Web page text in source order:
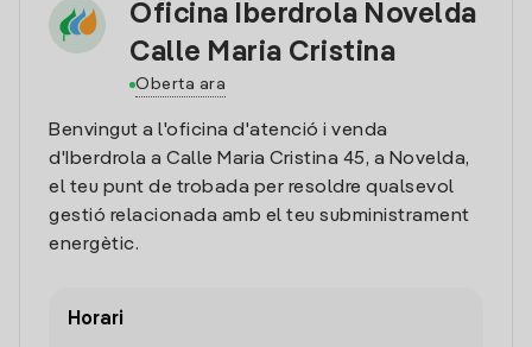
Oficina Iberdrola Novelda
Calle Maria Cristina
Oberta ara
Benvingut a l'oficina d'atenció i venda
d'Iberdrola a Calle Maria Cristina 45, a Novelda,
el teu punt de trobada per resoldre qualsevol
gestió relacionada amb el teu subministrament
energètic.
Horari